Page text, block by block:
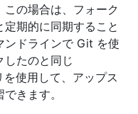
の場合は、フォーク
期的に同期すること
ンドラインで Git を使
したのと同じ
を使用して、アップス
きます。